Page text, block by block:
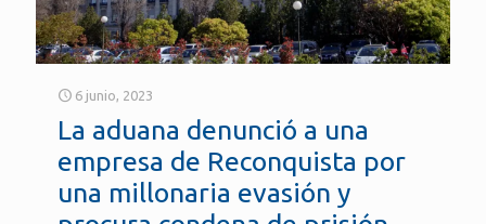
6 junio, 2023
La aduana denunció a una
empresa de Reconquista por
una millonaria evasión y